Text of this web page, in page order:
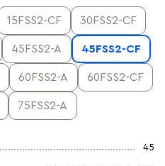
15FSS2-CF 30FSS2-CF
45FSS2-A 45FSS2-CF
60FSS2-A 60FSS2-CF
75FSS2-A
45